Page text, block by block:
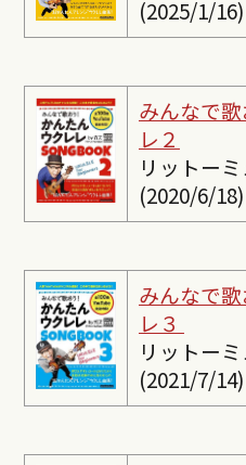
(2025/1/16)
みんなで
レ２
リットー
(2020/6/18)
みんなで
レ３
リットー
(2021/7/14)